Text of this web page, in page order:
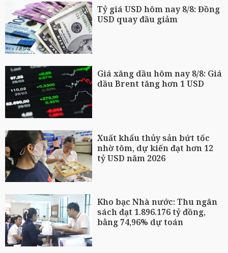
Tỷ giá USD hôm nay 8/8: Đồng
USD quay đầu giảm
Giá xăng dầu hôm nay 8/8: Giá
dầu Brent tăng hơn 1 USD
Xuất khẩu thủy sản bứt tốc
nhờ tôm, dự kiến đạt hơn 12
tỷ USD năm 2026
Kho bạc Nhà nước: Thu ngân
sách đạt 1.896.176 tỷ đồng,
bằng 74,96% dự toán